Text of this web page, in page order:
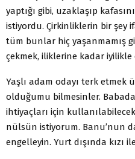
yaptığı gibi, uzaklaşıp
istiyordu. Çirkinliklerin bir şey
tüm bunlar hiç yaşanmamış
çekmek, iliklerine kadar
Yaşlı adam odayı terk etmek
olduğumu bilmesinler.
ihtiyaçları için
nülsün istiyorum. Banu’nun
engelleyin. Yurt dışında kızı